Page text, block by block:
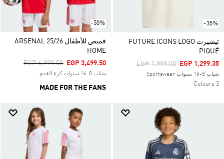
-35%
تيشيرت FUTURE ICONS LOGO
PIQUÉ
Price Reduced From
EGP 1,999.00ToEGP 1,299.35
شباب 8-16 سنوات Sportswear
3 Colours
-50%
قميص للأطفال ARSENAL 25/26
HOME
Price Reduced From
EGP 6,999.00ToEGP 3,499.50
شباب 8-16 سنوات كرة القدم
MADE FOR THE FANS